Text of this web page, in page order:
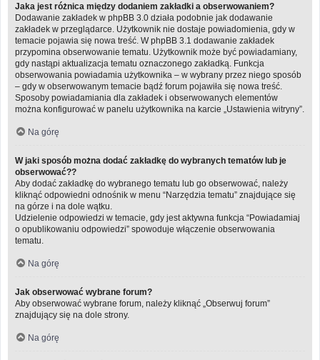
Jaka jest różnica między dodaniem zakładki a obserwowaniem?
Dodawanie zakładek w phpBB 3.0 działa podobnie jak dodawanie
zakładek w przeglądarce. Użytkownik nie dostaje powiadomienia, gdy w
temacie pojawia się nowa treść. W phpBB 3.1 dodawanie zakładek
przypomina obserwowanie tematu. Użytkownik może być powiadamiany,
gdy nastąpi aktualizacja tematu oznaczonego zakładką. Funkcja
obserwowania powiadamia użytkownika – w wybrany przez niego sposób
– gdy w obserwowanym temacie bądź forum pojawiła się nowa treść.
Sposoby powiadamiania dla zakładek i obserwowanych elementów
można konfigurować w panelu użytkownika na karcie „Ustawienia witryny”.
Na górę
W jaki sposób można dodać zakładkę do wybranych tematów lub je
obserwować??
Aby dodać zakładkę do wybranego tematu lub go obserwować, należy
kliknąć odpowiedni odnośnik w menu “Narzędzia tematu” znajdujące się
na górze i na dole wątku.
Udzielenie odpowiedzi w temacie, gdy jest aktywna funkcja “Powiadamiaj
o opublikowaniu odpowiedzi” spowoduje włączenie obserwowania
tematu.
Na górę
Jak obserwować wybrane forum?
Aby obserwować wybrane forum, należy kliknąć „Obserwuj forum”
znajdujący się na dole strony.
Na górę